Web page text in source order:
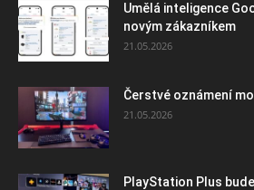
Umělá inteligence
novým zákazníkem
21.05.2026
Čerstvé oznámení
21.05.2026
PlayStation Plus